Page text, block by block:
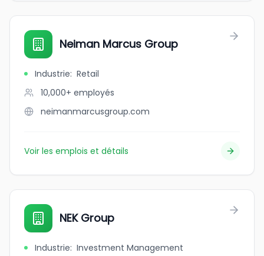
Neiman Marcus Group
Industrie: Retail
10,000+ employés
neimanmarcusgroup.com
Voir les emplois et détails
NEK Group
Industrie: Investment Management